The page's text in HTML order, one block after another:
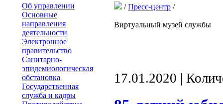
Об управлении
Основные
направления
деятельности
Электронное
правительство
Санитарно-
эпидемиологическая
обстановка
Государственная
служба и кадры
/Пресс-центр /
Виртуальный музей службы
17.01.2020 |